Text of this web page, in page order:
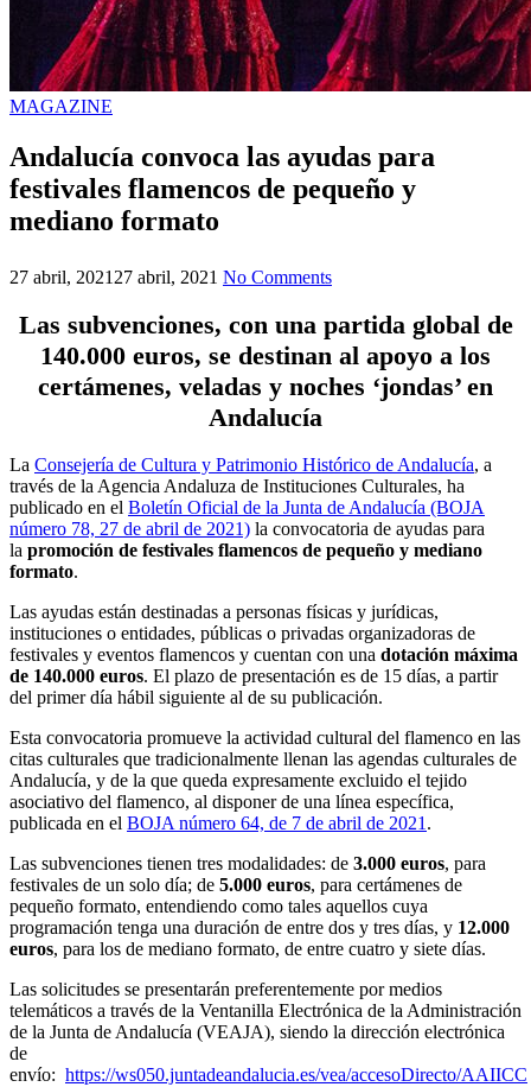
MAGAZINE
Andalucía convoca las ayudas para
festivales flamencos de pequeño y
mediano formato
27 abril, 2021 27 abril, 2021 No Comments
Las subvenciones, con una partida global de
140.000 euros, se destinan al apoyo a los
certámenes, veladas y noches ‘jondas’ en
Andalucía
La Consejería de Cultura y Patrimonio Histórico de Andalucía, a
través de la Agencia Andaluza de Instituciones Culturales, ha
publicado en el Boletín Oficial de la Junta de Andalucía (BOJA
número 78, 27 de abril de 2021) la convocatoria de ayudas para
la promoción de festivales flamencos de pequeño y mediano
formato.
Las ayudas están destinadas a personas físicas y jurídicas,
instituciones o entidades, públicas o privadas organizadoras de
festivales y eventos flamencos y cuentan con una dotación máxima
de 140.000 euros. El plazo de presentación es de 15 días, a partir
del primer día hábil siguiente al de su publicación.
Esta convocatoria promueve la actividad cultural del flamenco en las
citas culturales que tradicionalmente llenan las agendas culturales de
Andalucía, y de la que queda expresamente excluido el tejido
asociativo del flamenco, al disponer de una línea específica,
publicada en el BOJA número 64, de 7 de abril de 2021 .
Las subvenciones tienen tres modalidades: de 3.000 euros, para
festivales de un solo día; de 5.000 euros, para certámenes de
pequeño formato, entendiendo como tales aquellos cuya
programación tenga una duración de entre dos y tres días, y 12.000
euros, para los de mediano formato, de entre cuatro y siete días.
Las solicitudes se presentarán preferentemente por medios
telemáticos a través de la Ventanilla Electrónica de la Administración
de la Junta de Andalucía (VEAJA), siendo la dirección electrónica
de
envío: https://ws050.juntadeandalucia.es/vea/accesoDirecto/AAIICC